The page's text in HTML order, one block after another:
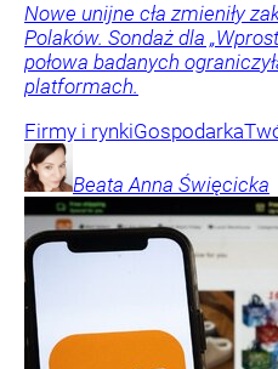
Nowe unijne cła zmieniły
Polaków. Sondaż dla
połowa badanych
platformach.
Firmy i rynkiGospodarka
Beata Anna Święcicka